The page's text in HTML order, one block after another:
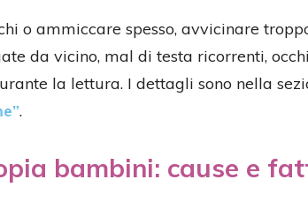
o ammiccare spesso, avvicinare
da vicino, mal di testa ricorrenti,
la lettura. I dettagli sono nella
.
bambini: cause e